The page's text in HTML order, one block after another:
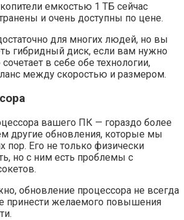
емкостью 1 ТБ сейчас
и очень доступны по цене.
для многих людей, но вы
гибридный диск, если вам нужно
в себе обе технологии,
между скоростью и размером.
вашего ПК — гораздо более
другие обновления, которые мы
пор. Его не только физически
но с ним есть проблемы с
обновление процессора не всегда
принести желаемого повышения